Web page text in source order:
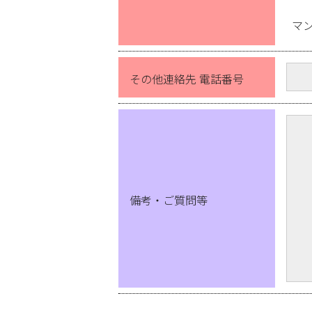
マ
その他連絡先 電話番号
備考・ご質問等